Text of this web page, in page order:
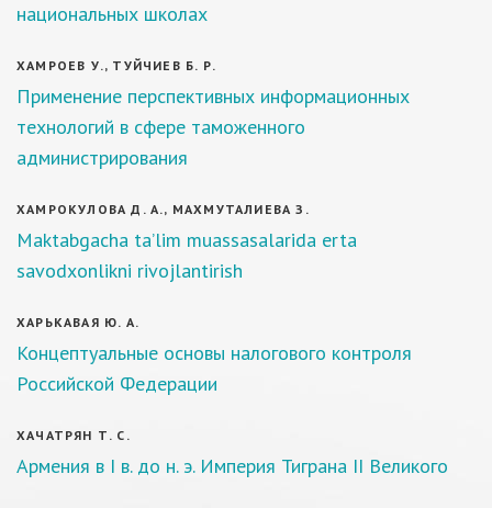
национальных школах
ХАМРОЕВ У., ТУЙЧИЕВ Б. Р.
Применение перспективных информационных
технологий в сфере таможенного
администрирования
ХАМРОКУЛОВА Д. А., МАХМУТАЛИЕВА З.
Maktabgacha ta’lim muassasalarida erta
savodxonlikni rivojlantirish
ХАРЬКАВАЯ Ю. А.
Концептуальные основы налогового контроля
Российской Федерации
ХАЧАТРЯН Т. С.
Армения в I в. до н. э. Империя Тиграна II Великого